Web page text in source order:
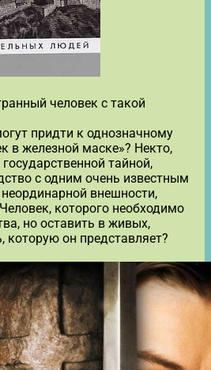
человек с такой
придти к однозначному
в железной маске»? Некто,
тайной,
с одним очень известным
внешности,
которого необходимо
но оставить в живых,
которую он представляет?